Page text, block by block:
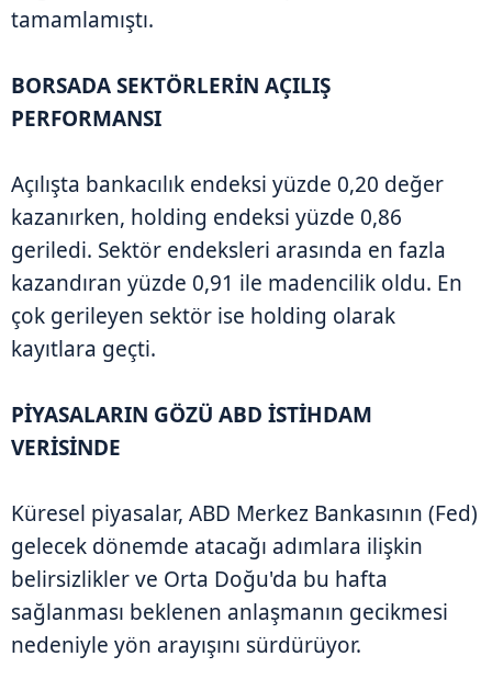
tamamlamıştı.
BORSADA SEKTÖRLERİN AÇILIŞ
PERFORMANSI
Açılışta bankacılık endeksi yüzde 0,20 değer
kazanırken, holding endeksi yüzde 0,86
geriledi. Sektör endeksleri arasında en fazla
kazandıran yüzde 0,91 ile madencilik oldu. En
çok gerileyen sektör ise holding olarak
kayıtlara geçti.
PİYASALARIN GÖZÜ ABD İSTİHDAM
VERİSİNDE
Küresel piyasalar, ABD Merkez Bankasının (Fed)
gelecek dönemde atacağı adımlara ilişkin
belirsizlikler ve Orta Doğu'da bu hafta
sağlanması beklenen anlaşmanın gecikmesi
nedeniyle yön arayışını sürdürüyor.